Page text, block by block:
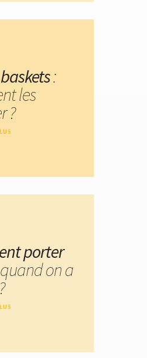
:
les
?
porter
quand on a